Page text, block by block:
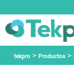
tekpro> Productos>